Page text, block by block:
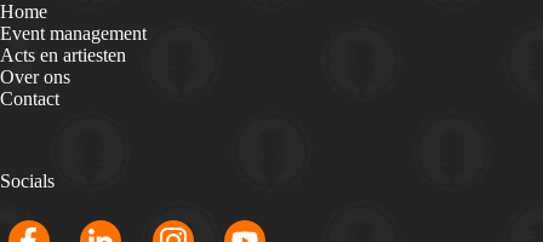
Home
Event management
Acts en artiesten
Over ons
Contact
Socials